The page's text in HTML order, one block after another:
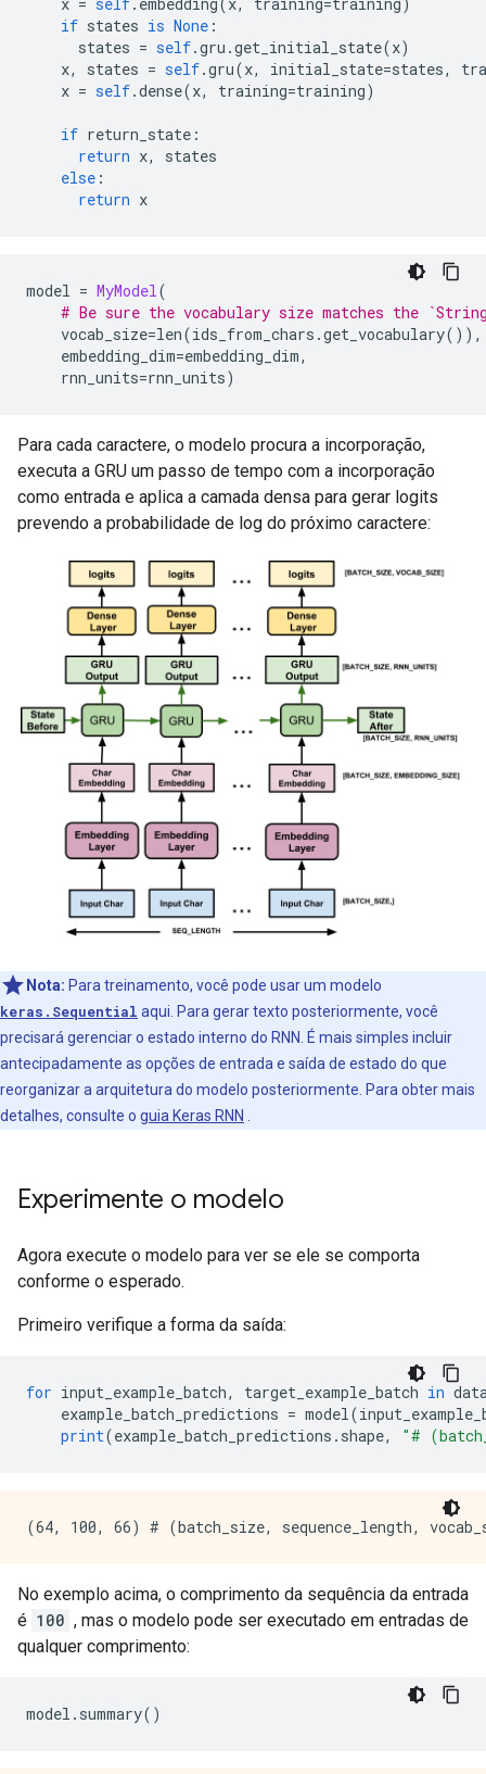
if states is None :
states = self.gru .get_initial_state(x)
x, states = self.gru(x, initial_state=states,
x = self.dense(x, training=training)
if return_state :
return x,
states
else :
return x
model = MyModel(
# Be sure the vocabulary size matches the
vocab_size=len(ids_from_chars .get_vocabulary()),
embedding_dim=embedding_dim,
rnn_units=rnn_units)
Para cada caractere, o modelo procura a incorporação,
executa a GRU um passo de tempo com a incorporação
como entrada e aplica a camada densa para gerar logits
prevendo a probabilidade de log do próximo caractere:
Nota: Para treinamento, você pode usar um modelo
keras.Sequential aqui. Para gerar texto posteriormente, você
precisará gerenciar o estado interno do RNN. É mais simples incluir
antecipadamente as opções de entrada e saída de estado do que
reorganizar a arquitetura do modelo posteriormente. Para obter mais
detalhes, consulte o guia Keras RNN
Experimente o modelo
Agora execute o modelo para ver se ele se comporta
conforme o esperado.
Primeiro verifique a forma da saída:
for input_example_batch, target_example_batch in
example_batch_predictions = model (
print(example_batch_predictions . shape, "#
No exemplo acima, o comprimento da sequência da entrada
é 100 , mas o modelo pode ser executado em entradas de
qualquer comprimento:
model . summary()